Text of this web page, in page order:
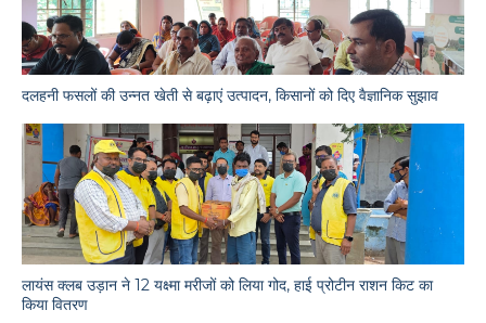
दलहनी फसलों की उन्नत खेती से बढ़ाएं उत्पादन, किसानों को दिए वैज्ञानिक सुझाव
लायंस क्लब उड़ान ने 12 यक्ष्मा मरीजों को लिया गोद, हाई प्रोटीन राशन किट का
किया वितरण